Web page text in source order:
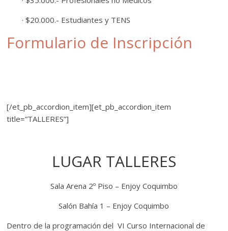
· $20.000.- Estudiantes y TENS
Formulario de Inscripción
[/et_pb_accordion_item][et_pb_accordion_item
title=”TALLERES”]
LUGAR TALLERES
Sala Arena 2º Piso – Enjoy Coquimbo
Salón Bahía 1 – Enjoy Coquimbo
Dentro de la programación del VI Curso Internacional de